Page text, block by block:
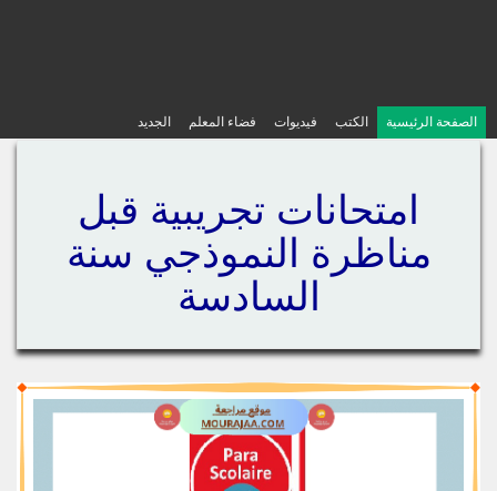
الصفحة الرئيسية الكتب فيديوات فضاء المعلم الجديد
امتحانات تجريبية قبل
مناظرة النموذجي سنة
السادسة